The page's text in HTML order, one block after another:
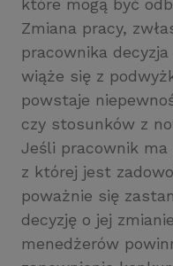
które mogą być
Zmiana pracy,
pracownika
wiąże się z
powstaje
czy stosunków z
Jeśli pracownik
z której jest
poważnie się
decyzję o jej
menedżerów